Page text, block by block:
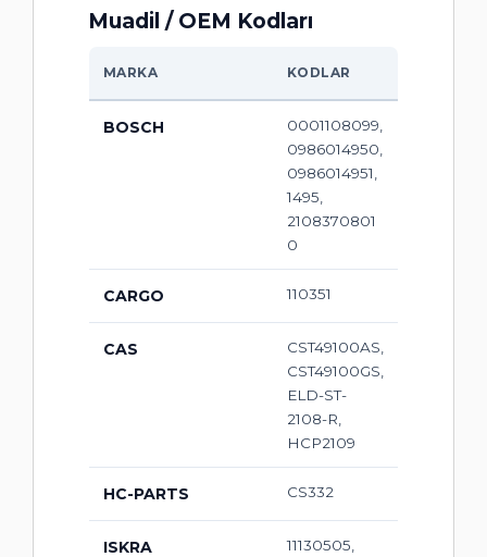
Muadil / OEM Kodları
MARKA KODLAR
BOSCH
0001108099,
0986014950,
0986014951,
1495,
2108370801
0
CARGO 110351
CAS
CST49100AS,
CST49100GS,
ELD-ST-
2108-R,
HCP2109
HC-PARTS CS332
ISKRA
11130505,